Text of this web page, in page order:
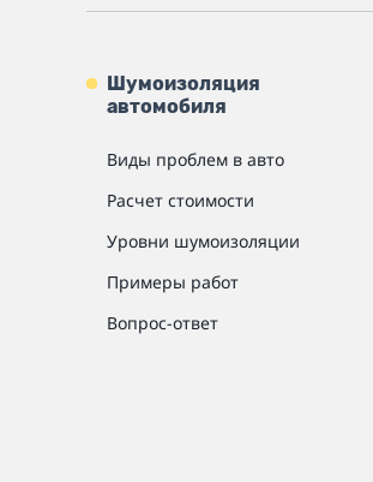
Шумоизоляция
автомобиля
Виды проблем в авто
Расчет стоимости
Уровни шумоизоляции
Примеры работ
Вопрос-ответ